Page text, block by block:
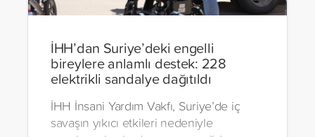
İHH’dan Suriye’deki engelli
bireylere anlamlı destek: 228
elektrikli sandalye dağıtıldı
İHH İnsani Yardım Vakfı, Suriye’de iç
savaşın yıkıcı etkileri nedeniyle